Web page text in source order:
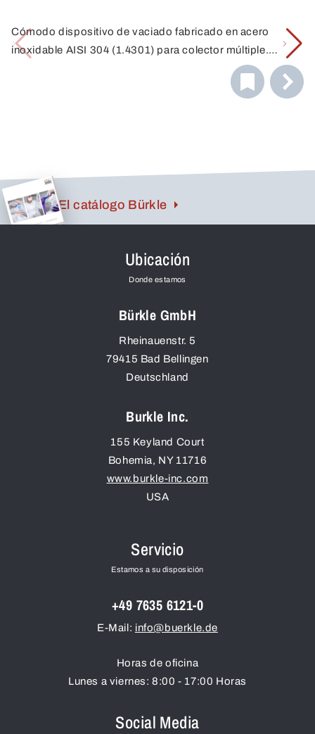
Cómodo dispositivo de vaciado fabricado en acero
inoxidable AISI 304 (1.4301) para colector múltiple.
Ahorra tiempo, evita la contaminación y la pérdida de
muestras. Basta con colocar el Multi sampler en el
El catálogo Bürkle
Ubicación
Donde estamos
Bürkle GmbH
Rheinauenstr. 5
79415 Bad Bellingen
Deutschland
Burkle Inc.
155 Keyland Court
Bohemia, NY 11716
www.burkle-inc.com
USA
Servicio
Estamos a su disposición
+49 7635 6121-0
E-Mail: info@buerkle.de
Horas de oficina
Lunes a viernes: 8:00 - 17:00 Horas
Social Media